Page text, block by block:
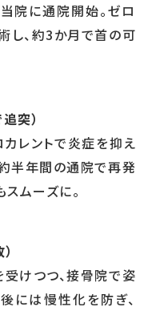
院に通院開始。ゼロ
し、約3か月で首の可
突）
レントで炎症を抑え
約半年間の通院で再発
ムーズに。
けつつ、接骨院で姿
には慢性化を防ぎ、